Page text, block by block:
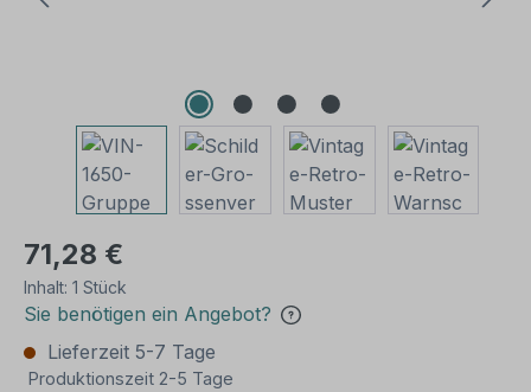
71,28 €
Inhalt: 1 Stück
Sie benötigen ein Angebot?
Lieferzeit 5-7 Tage
Produktionszeit 2-5 Tage